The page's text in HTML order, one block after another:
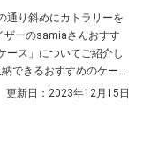
通り斜めにカトラリーを
ザーのsamiaさんおすす
ース」についてご紹介し
できるおすすめのケース
みてくださいね。
更新日： 2023年12月15日